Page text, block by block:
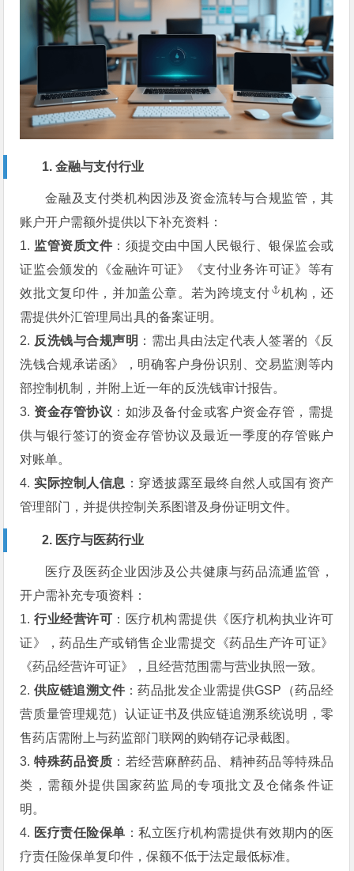
1. 金融与支付行业
金融及支付类机构因涉及资金流转与合规监管，其
账户开户需额外提供以下补充资料：
1. 监管资质文件：须提交由中国人民银行、银保监会或
证监会颁发的《金融许可证》《支付业务许可证》等有
效批文复印件，并加盖公章。若为跨境支付
机构，还
需提供外汇管理局出具的备案证明。
2. 反洗钱与合规声明 ：需出具由法定代表人签署的《反
洗钱合规承诺函》，明确客户身份识别、交易监测等内
部控制机制，并附上近一年的反洗钱审计报告。
3. 资金存管协议 ：如涉及备付金或客户资金存管，需提
供与银行签订的资金存管协议及最近一季度的存管账户
对账单。
4. 实际控制人信息 ：穿透披露至最终自然人或国有资产
管理部门，并提供控制关系图谱及身份证明文件。
2. 医疗与医药行业
医疗及医药企业因涉及公共健康与药品流通监管，
开户需补充专项资料：
1. 行业经营许可 ：医疗机构需提供《医疗机构执业许可
证》，药品生产或销售企业需提交《药品生产许可证》
《药品经营许可证》，且经营范围需与营业执照一致。
2. 供应链追溯文件：药品批发企业需提供GSP（药品经
营质量管理规范）认证证书及供应链追溯系统说明，零
售药店需附上与药监部门联网的购销存记录截图。
3. 特殊药品资质 ：若经营麻醉药品、精神药品等特殊品
类，需额外提供国家药监局的专项批文及仓储条件证
明。
4. 医疗责任险保单 ：私立医疗机构需提供有效期内的医
疗责任险保单复印件，保额不低于法定最低标准。